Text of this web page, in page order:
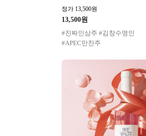
정가 13,500원
13,500원
#진짜인삼주 #김창수명인
#APEC만찬주